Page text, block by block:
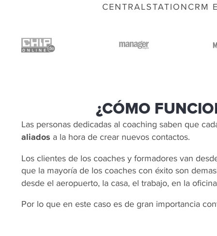
CENTRALSTATIONCRM
¿CÓMO
Las personas dedicadas al coaching saben que
aliados a la hora de crear nuevos contactos.
Los clientes de los coaches y formadores van
que la mayoría de los coaches con éxito son
desde el aeropuerto, la casa, el trabajo, en la
Por lo que en este caso es de gran importancia